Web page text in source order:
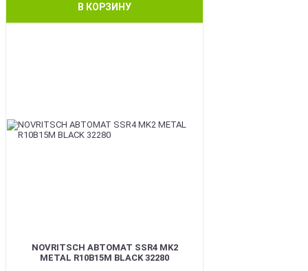
В КОРЗИНУ
NOVRITSCH АВТОМАТ SSR4 MK2
METAL R10B15M BLACK 32280